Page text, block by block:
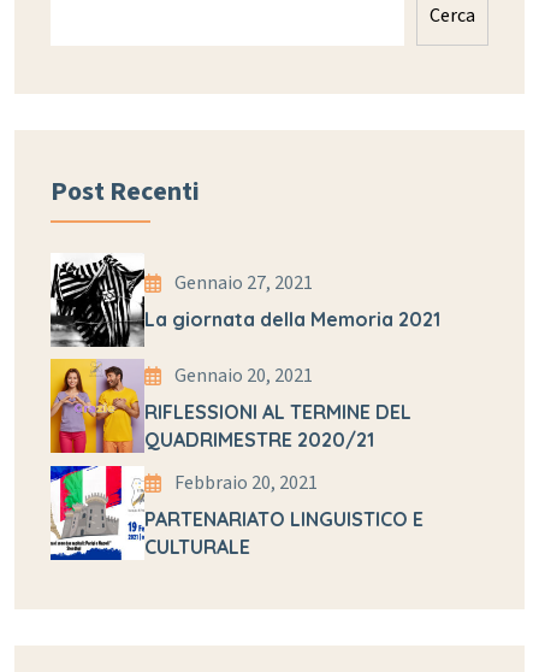
Cerca
Post Recenti
Gennaio 27, 2021
La giornata della Memoria 2021
Gennaio 20, 2021
RIFLESSIONI AL TERMINE DEL
QUADRIMESTRE 2020/21
Febbraio 20, 2021
PARTENARIATO LINGUISTICO E
CULTURALE